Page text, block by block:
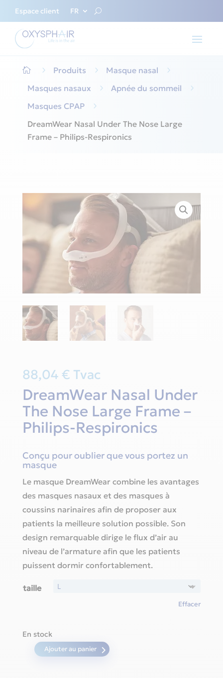
Espace client FR
 5 Produits 5 Masque nasal
5
Masques nasaux
5 Apnée du sommeil
5
Masques CPAP
5
DreamWear Nasal Under The Nose Large
Frame – Philips-Respironics
88,04 € Tvac
DreamWear Nasal Under
The Nose Large Frame –
Philips-Respironics
Conçu pour oublier que vous portez un
masque
Le masque DreamWear combine les avantages
des masques nasaux et des masques à
coussins narinaires afin de proposer aux
patients la meilleure solution possible. Son
design remarquable dirige le flux d’air au
niveau de l’armature afin que les patients
puissent dormir confortablement.
taille
Effacer
En stock
quantité
Ajouter au panier